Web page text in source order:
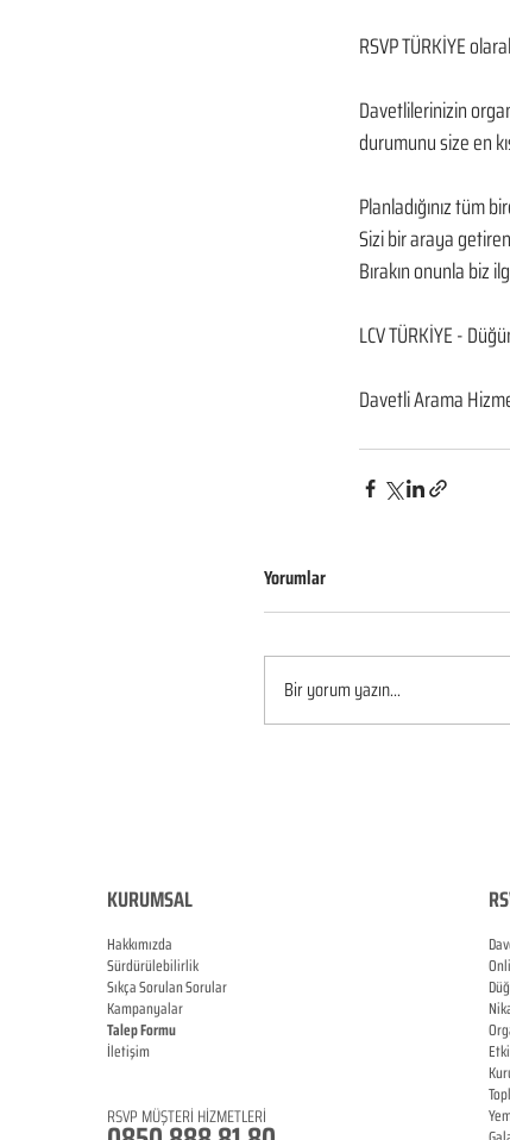
RSVP TÜRKİYE
Davetlilerinizin
durumunu size en
Planladığınız tüm
Sizi bir araya
Bırakın onunla biz
LCV TÜRKİYE -
Davetli Arama
Yorumlar
Bir yorum yazın...
KURUMSAL
Hakkımızda
Sürdürülebilirlik
Sıkça Sorulan Sorular
Kampanyalar
Talep Formu
İletişim
RSVP MÜŞTERİ HİZMETLERİ